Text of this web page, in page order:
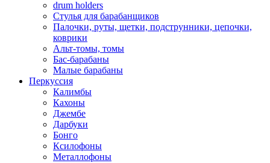
drum holders
Стулья для барабанщиков
Палочки, руты, щетки, подструнники, цепочки,
коврики
Альт-томы, томы
Бас-барабаны
Малые барабаны
Перкуссия
Калимбы
Кахоны
Джембе
Дарбуки
Бонго
Ксилофоны
Металлофоны